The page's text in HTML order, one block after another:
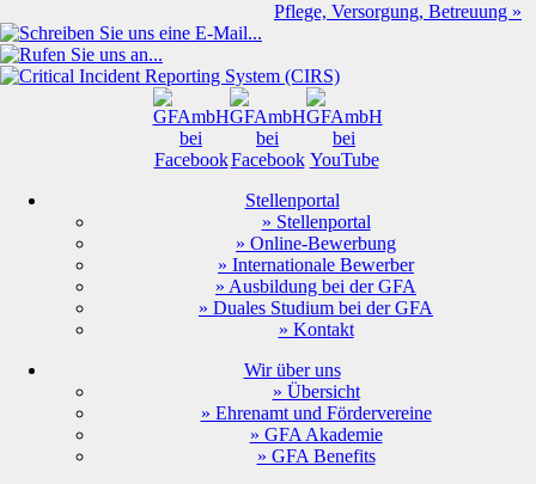
Pflege, Versorgung, Betreuung »
Stellenportal
» Stellenportal
» Online-Bewerbung
» Internationale Bewerber
» Ausbildung bei der GFA
» Duales Studium bei der GFA
» Kontakt
Wir über uns
» Übersicht
» Ehrenamt und Fördervereine
» GFA Akademie
» GFA Benefits